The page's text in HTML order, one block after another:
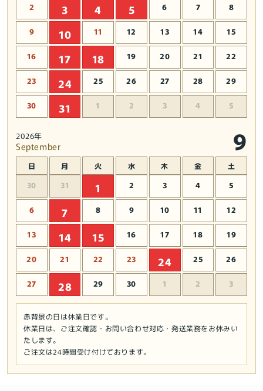
ッ
ズ
★
コ
ス
プ
レ
★
コ
ス
チ
ュ
ー
ム
★
ロ
ウ
ィ
ン
の
数
量
を
減
ら
す
ズ
コ
レ
コ
ー
★
ウ
ン
数
量
を
や
す
2
3 4 5 6 7 8
9 10 11 12 13 14 15
16 17 18 19 20 21 22
23 24 25 26 27 28 29
30 31 1 2 3 4 5
2026年
September 9
日 月 火 水 木 金 土
30 31 1 2 3 4 5
6 7 8 9 10 11 12
13 14 15 16 17 18 19
20 21 22 23 24 25 26
27 28 29 30 1 2 3
赤背景の日は休業日です。
休業日は、ご注文確認・お問い合わせ対応・発送業務をお休みい
たします。
ご注文は24時間受け付けております。